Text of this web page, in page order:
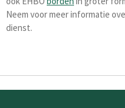
Neem voor meer informatie
dienst.